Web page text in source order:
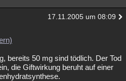
17.11.2005 um 08:09
bereits 50 mg sind tödlich. Der Tod
die Giftwirkung beruht auf einer